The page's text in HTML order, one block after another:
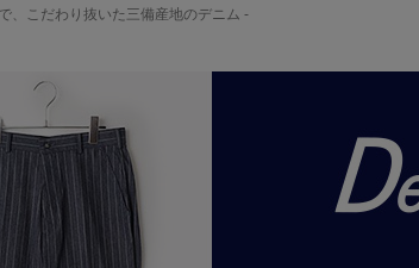
、こだわり抜いた三備産地のデニム -